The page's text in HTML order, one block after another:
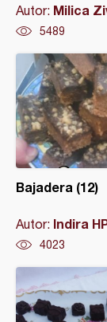
Autor: Milica
5489
Bajadera (12)
Autor: Indira
4023